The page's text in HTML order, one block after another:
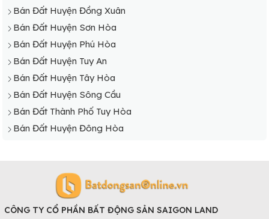
Bán Đất Huyện Đồng Xuân
Bán Đất Huyện Sơn Hòa
Bán Đất Huyện Phú Hòa
Bán Đất Huyện Tuy An
Bán Đất Huyện Tây Hòa
Bán Đất Huyện Sông Cầu
Bán Đất Thành Phố Tuy Hòa
Bán Đất Huyện Đông Hòa
CÔNG TY CỔ PHẦN BẤT ĐỘNG SẢN SAIGON LAND